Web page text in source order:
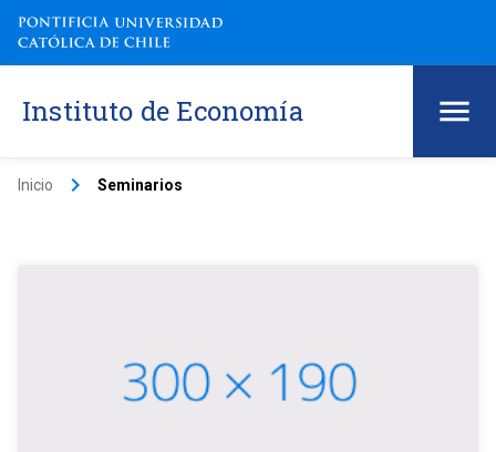
Instituto de Economía
Inicio keyboard_arrow_right Seminarios